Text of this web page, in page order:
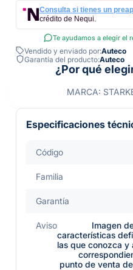
Consulta si tienes un
crédito de Nequi.
Te ayudamos a elegir el
Vendido y enviado por:Auteco
Garantía del producto:Auteco
¿Por qué
MARCA:
Especificaciones
Código
Familia
Garantía
Aviso
Imagen
características
las que conozca y
punto de venta